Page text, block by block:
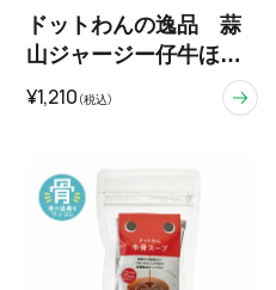
ドットわんの逸品 蒜
山ジャージー仔牛ほろ
ほろ煮
¥1,210 （税込）